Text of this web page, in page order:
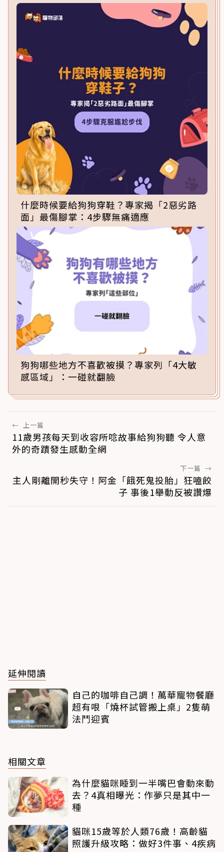
什麼時候要給狗狗穿鞋？專家揭「2惡劣路
面」最傷腳掌：4步驟無痛適應
狗狗哪些地方不喜歡被摸？專家列「4大敏
感區域」：一碰就翻臉
← 上一篇
11歲男孩每天到收容所唸故事給狗狗聽 令人意
外的奇蹟發生感動全網
下一篇 →
主人剛離開秒失守！阿金「餓死鬼投胎」狂嗑餃
子 事後1舉動反被讚爆
延伸閱讀
自己的咖啡自己調！萬華寵物餐廳
超有哏「燒杯試管搬上桌」2隻萌
法鬥迎賓
相關文章
為什麼貓咪睡到一半嘴巴會動來動
去？4真相曝光：作夢只是其中一
種
貓咪15歲等於人類76歲！高齡貓
照護升級攻略：做好3件事、4疾病